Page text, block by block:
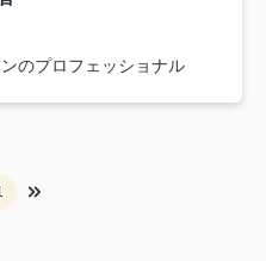
のプロフェッショナル